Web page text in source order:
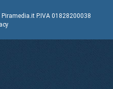
Piramedia.itP.IVA 01828200038